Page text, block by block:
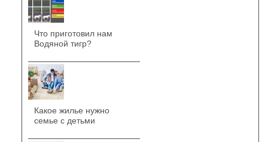
Что приготовил нам
Водяной тигр?
Какое жилье нужно
семье с детьми